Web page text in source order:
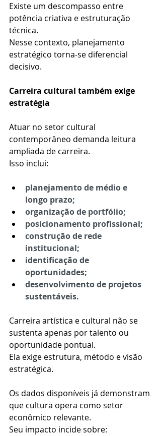
Existe um descompasso entre
potência criativa e estruturação
técnica.
Nesse contexto, planejamento
estratégico torna-se diferencial
decisivo.
Carreira cultural também exige
estratégia
Atuar no setor cultural
contemporâneo demanda leitura
ampliada de carreira.
Isso inclui:
planejamento de médio e
longo prazo;
organização de portfólio;
posicionamento profissional;
construção de rede
institucional;
identificação de
oportunidades;
desenvolvimento de projetos
sustentáveis.
Carreira artística e cultural não se
sustenta apenas por talento ou
oportunidade pontual.
Ela exige estrutura, método e visão
estratégica.
Os dados disponíveis já demonstram
que cultura opera como setor
econômico relevante.
Seu impacto incide sobre: